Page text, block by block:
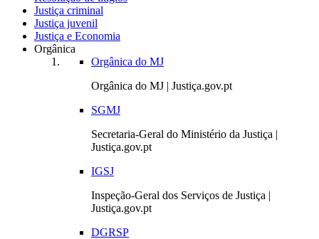
Justiça criminal
Justiça juvenil
Justiça e Economia
Orgânica
Orgânica do MJ
Orgânica do MJ | Justiça.gov.pt
SGMJ
Secretaria-Geral do Ministério da Justiça |
Justiça.gov.pt
IGSJ
Inspeção-Geral dos Serviços de Justiça |
Justiça.gov.pt
DGRSP